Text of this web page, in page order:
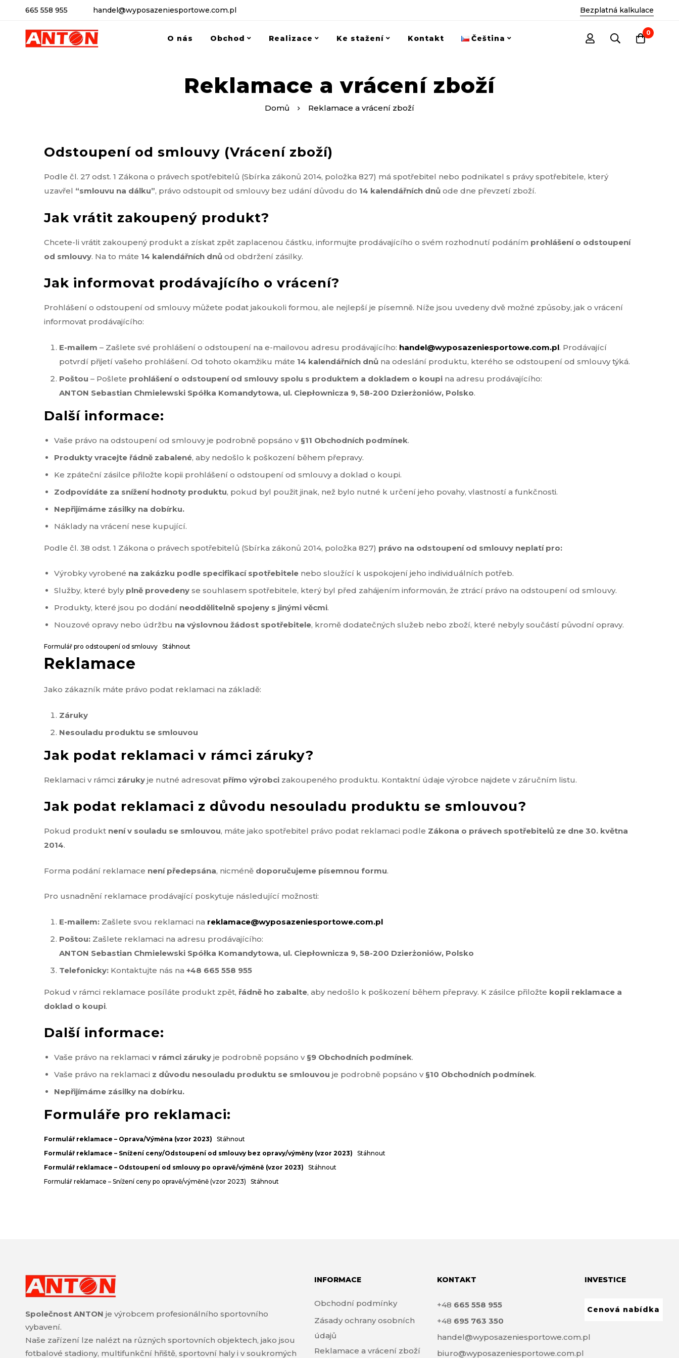
665 558 955 handel@wyposazeniesportowe.com.pl Bezplatná kalkulace
O nás Obchod Realizace Ke stažení Kontakt Čeština
0
Reklamace a vrácení zboží
Domů Reklamace a vrácení zboží
Odstoupení od smlouvy (Vrácení zboží)
Podle čl. 27 odst. 1 Zákona o právech spotřebitelů (Sbírka zákonů 2014, položka 827) má spotřebitel nebo podnikatel s právy spotřebitele, který
uzavřel “smlouvu na dálku”, právo odstoupit od smlouvy bez udání důvodu do 14 kalendářních dnů ode dne převzetí zboží.
Jak vrátit zakoupený produkt?
Chcete-li vrátit zakoupený produkt a získat zpět zaplacenou částku, informujte prodávajícího o svém rozhodnutí podáním prohlášení o odstoupení
od smlouvy. Na to máte 14 kalendářních dnů od obdržení zásilky.
Jak informovat prodávajícího o vrácení?
Prohlášení o odstoupení od smlouvy můžete podat jakoukoli formou, ale nejlepší je písemně. Níže jsou uvedeny dvě možné způsoby, jak o vrácení
informovat prodávajícího:
E-mailem – Zašlete své prohlášení o odstoupení na e-mailovou adresu prodávajícího: handel@wyposazeniesportowe.com.pl. Prodávající
potvrdí přijetí vašeho prohlášení. Od tohoto okamžiku máte 14 kalendářních dnů na odeslání produktu, kterého se odstoupení od smlouvy týká.
Poštou – Pošlete prohlášení o odstoupení od smlouvy spolu s produktem a dokladem o koupi na adresu prodávajícího:
ANTON Sebastian Chmielewski Spółka Komandytowa, ul. Ciepłownicza 9, 58-200 Dzierżoniów, Polsko.
Další informace:
Vaše právo na odstoupení od smlouvy je podrobně popsáno v §11 Obchodních podmínek.
Produkty vracejte řádně zabalené, aby nedošlo k poškození během přepravy.
Ke zpáteční zásilce přiložte kopii prohlášení o odstoupení od smlouvy a doklad o koupi.
Zodpovídáte za snížení hodnoty produktu, pokud byl použit jinak, než bylo nutné k určení jeho povahy, vlastností a funkčnosti.
Nepřijímáme zásilky na dobírku.
Náklady na vrácení nese kupující.
Podle čl. 38 odst. 1 Zákona o právech spotřebitelů (Sbírka zákonů 2014, položka 827) právo na odstoupení od smlouvy neplatí pro:
Výrobky vyrobené na zakázku podle specifikací spotřebitele nebo sloužící k uspokojení jeho individuálních potřeb.
Služby, které byly plně provedeny se souhlasem spotřebitele, který byl před zahájením informován, že ztrácí právo na odstoupení od smlouvy.
Produkty, které jsou po dodání neoddělitelně spojeny s jinými věcmi.
Nouzové opravy nebo údržbu na výslovnou žádost spotřebitele, kromě dodatečných služeb nebo zboží, které nebyly součástí původní opravy.
Formulář pro odstoupení od smlouvy Stáhnout
Reklamace
Jako zákazník máte právo podat reklamaci na základě:
Záruky
Nesouladu produktu se smlouvou
Jak podat reklamaci v rámci záruky?
Reklamaci v rámci záruky je nutné adresovat přímo výrobci zakoupeného produktu. Kontaktní údaje výrobce najdete v záručním listu.
Jak podat reklamaci z důvodu nesouladu produktu se smlouvou?
Pokud produkt není v souladu se smlouvou, máte jako spotřebitel právo podat reklamaci podle Zákona o právech spotřebitelů ze dne 30. května
2014.
Forma podání reklamace není předepsána, nicméně doporučujeme písemnou formu.
Pro usnadnění reklamace prodávající poskytuje následující možnosti:
E-mailem: Zašlete svou reklamaci na reklamace@wyposazeniesportowe.com.pl
Poštou: Zašlete reklamaci na adresu prodávajícího:
ANTON Sebastian Chmielewski Spółka Komandytowa, ul. Ciepłownicza 9, 58-200 Dzierżoniów, Polsko
Telefonicky: Kontaktujte nás na +48 665 558 955
Pokud v rámci reklamace posíláte produkt zpět, řádně ho zabalte, aby nedošlo k poškození během přepravy. K zásilce přiložte kopii reklamace a
doklad o koupi.
Další informace:
Vaše právo na reklamaci v rámci záruky je podrobně popsáno v §9 Obchodních podmínek.
Vaše právo na reklamaci z důvodu nesouladu produktu se smlouvou je podrobně popsáno v §10 Obchodních podmínek.
Nepřijímáme zásilky na dobírku.
Formuláře pro reklamaci:
Formulář reklamace – Oprava/Výměna (vzor 2023)
Stáhnout
Formulář reklamace – Snížení ceny/Odstoupení od smlouvy bez opravy/výměny (vzor 2023)
Stáhnout
Formulář reklamace – Odstoupení od smlouvy po opravě/výměně (vzor 2023)
Stáhnout
Formulář reklamace – Snížení ceny po opravě/výměně (vzor 2023)
Stáhnout
Společnost ANTON je výrobcem profesionálního sportovního
vybavení.
Naše zařízení lze nalézt na různých sportovních objektech, jako jsou
fotbalové stadiony, multifunkční hřiště, sportovní haly i v soukromých
INFORMACE
Obchodní podmínky
Zásady ochrany osobních
údajů
Reklamace a vrácení zboží
KONTAKT
+48 665 558 955
+48 695 763 350
handel@wyposazeniesportowe.com.pl
biuro@wyposazeniesportowe.com.pl
INVESTICE
Cenová nabídka